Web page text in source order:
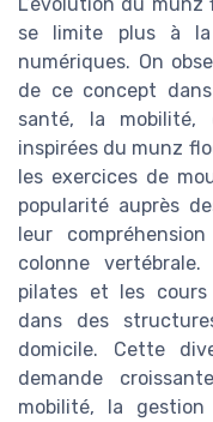
se limite plus à la
numériques. On
de ce concept
santé, la mobilité,
inspirées du munz
les exercices de
popularité auprès
leur
colonne
pilates et les cours
dans des
domicile. Cette
demande
mobilité, la